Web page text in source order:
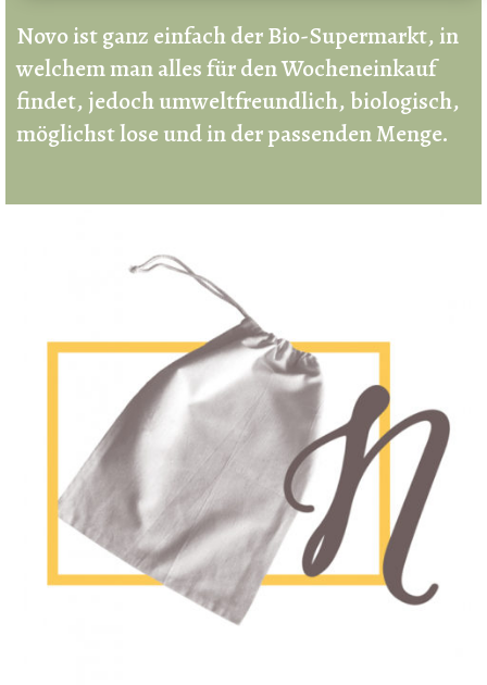
Novo ist ganz einfach der Bio-Supermarkt, in
welchem man alles für den Wocheneinkauf
findet, jedoch umweltfreundlich, biologisch,
möglichst lose und in der passenden Menge.